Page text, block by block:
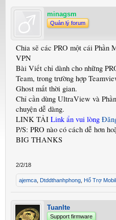
minagsm
Quản lý forum
Chia sẽ các PRO một cái Phần
VPN
Bài Viết chỉ dành cho những
Team, trong trường hợp
Ghost mất thời gian.
Chỉ cần dùng UltraView và
chuyện dễ dàng.
LINK TẢI Link ẩn vui lòng
P/S: PRO nào có cách dễ hơn
BIG THANKS
2/2/18
ajemca Dtddthanhphong Hổ Trợ
Tuanlte
Support firmware